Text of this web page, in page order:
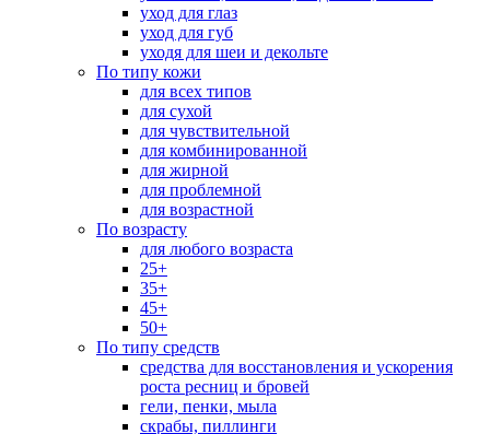
уход для глаз
уход для губ
уходя для шеи и декольте
По типу кожи
для всех типов
для сухой
для чувствительной
для комбинированной
для жирной
для проблемной
для возрастной
По возрасту
для любого возраста
25+
35+
45+
50+
По типу средств
средства для восстановления и ускорения
роста ресниц и бровей
гели, пенки, мыла
скрабы, пиллинги